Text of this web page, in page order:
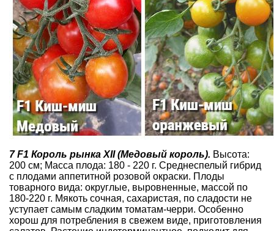
7 F1 Король рынка XII (Медовый король). Высота:
200 см; Масса плода: 180 - 220 г. Среднеспелый гибрид
с плодами аппетитной розовой окраски. Плоды
товарного вида: округлые, выровненные, массой по
180-220 г. Мякоть сочная, сахаристая, по сладости не
уступает самым сладким томатам-черри. Особенно
хорош для потребления в свежем виде, приготовления